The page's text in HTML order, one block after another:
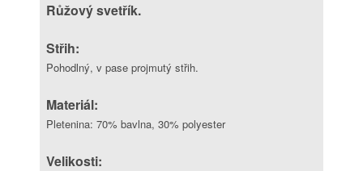
Růžový svetřík.
Střih:
Pohodlný, v pase projmutý střih.
Materiál:
Pletenina: 70% bavlna, 30% polyester
Velikosti: